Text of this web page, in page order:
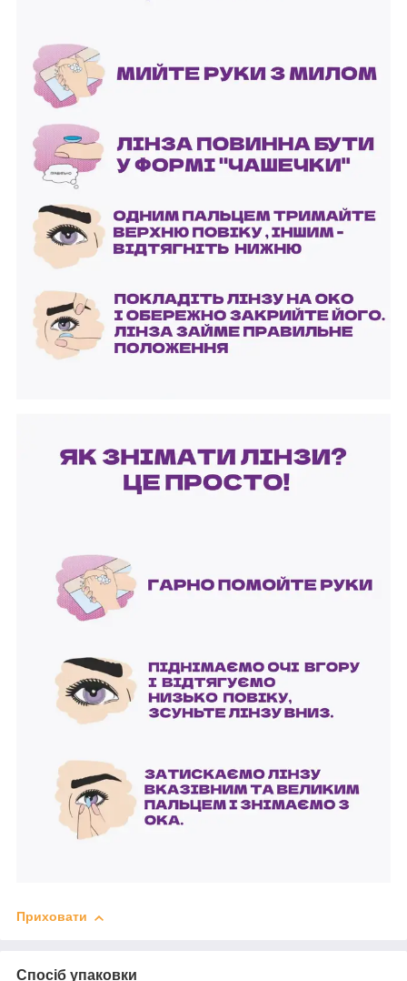
Приховати
Спосіб упаковки